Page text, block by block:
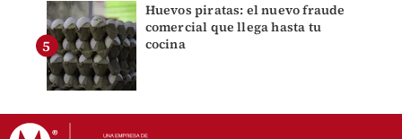
Huevos piratas: el nuevo fraude
comercial que llega hasta tu
cocina